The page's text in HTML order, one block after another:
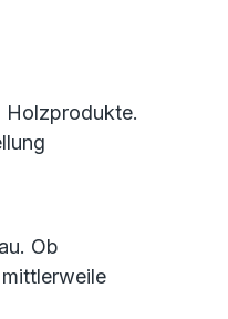
Holzprodukte.
Ob